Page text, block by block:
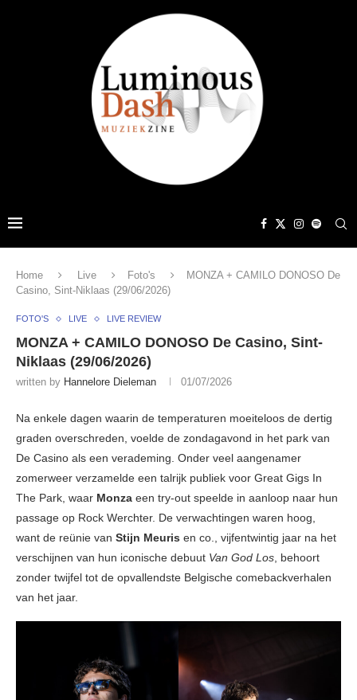
Home Live Foto's
MONZA + CAMILO DONOSO De
Casino, Sint-Niklaas (29/06/2026)
FOTO'S LIVE LIVE REVIEW
MONZA + CAMILO DONOSO De Casino, Sint-
Niklaas (29/06/2026)
written by Hannelore Dieleman 01/07/2026
Na enkele dagen waarin de temperaturen moeiteloos de dertig
graden overschreden, voelde de zondagavond in het park van
De Casino als een verademing. Onder veel aangenamer
zomerweer verzamelde een talrijk publiek voor Great Gigs In
The Park, waar Monza een try-out speelde in aanloop naar hun
passage op Rock Werchter. De verwachtingen waren hoog,
want de reünie van Stijn Meuris en co., vijfentwintig jaar na het
verschijnen van hun iconische debuut Van God Los, behoort
zonder twijfel tot de opvallendste Belgische comebackverhalen
van het jaar.